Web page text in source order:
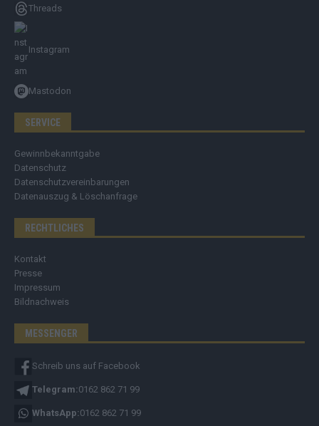
Threads
Instagram
Mastodon
SERVICE
Gewinnbekanntgabe
Datenschutz
Datenschutzvereinbarungen
Datenauszug & Löschanfrage
RECHTLICHES
Kontakt
Presse
Impressum
Bildnachweis
MESSENGER
Schreib uns auf Facebook
Telegram:0162 862 71 99
WhatsApp:0162 862 71 99